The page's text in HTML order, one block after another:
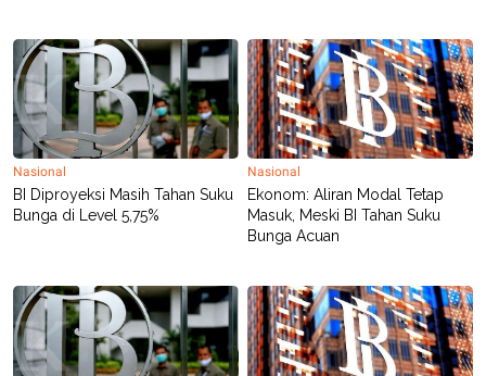
A
P
E
R
V
E
R
I
S
I
N
G
K
I
A
.
I
D
Nasional
BI Diproyeksi Masih Tahan Suku
Bunga di Level 5,75%
Nasional
Ekonom: Aliran Modal Tetap
Masuk, Meski BI Tahan Suku
Bunga Acuan